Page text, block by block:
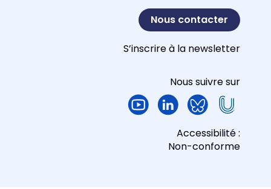
Nous contacter
S’inscrire à la newsletter
Nous suivre sur
Accessibilité :
Non-conforme